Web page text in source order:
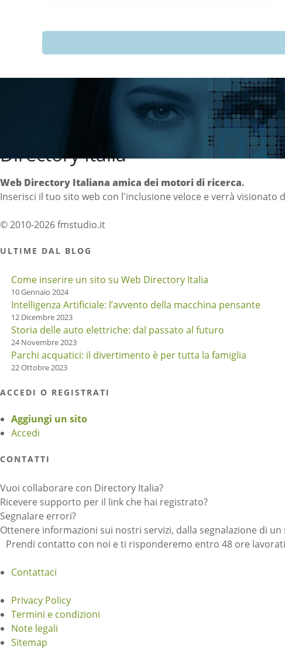
Directory Italia
Web Directory Italiana amica dei motori di ricerca.
Inserisci il tuo sito web con l'inclusione veloce e verrà visionato
© 2010-2026 fmstudio.it
ULTIME DAL BLOG
Come inserire un sito su Web Directory Italia
10 Gennaio 2024
Intelligenza Artificiale: l’avvento della macchina pensante
12 Dicembre 2023
Storia delle auto elettriche: dal passato al futuro
24 Novembre 2023
Parchi acquatici: il divertimento è per tutta la famiglia
22 Ottobre 2023
ACCEDI O REGISTRATI
Aggiungi un sito
Accedi
CONTATTI
Vuoi collaborare con Directory Italia?
Ricevere supporto per il link che hai registrato?
Segnalare errori?
Ottenere informazioni sui nostri servizi, dalla segnalazione di
Prendi contatto con noi e ti risponderemo entro 48 ore
Contattaci
Privacy Policy
Termini e condizioni
Note legali
Sitemap